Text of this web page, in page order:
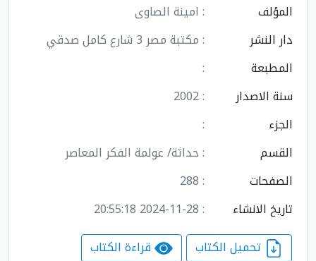
المؤلف
: امينة الصاوى
دار النشر
: مكتبة مصر 3 شارع كامل صدقي
المطبعة
:
سنة الاصدار
: 2002
الجزء
:
القسم
: حداثة/ عولمة الفكر المعاصر
الصفحات
: 288
تاريخ الانشاء
: 2024-11-28 20:55:18
قراءة الكتاب